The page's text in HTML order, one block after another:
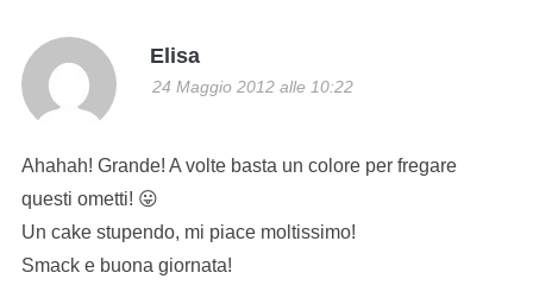
Elisa
24 Maggio 2012 alle 10:22
Ahahah! Grande! A volte basta un colore per fregare
questi ometti! 😛
Un cake stupendo, mi piace moltissimo!
Smack e buona giornata!